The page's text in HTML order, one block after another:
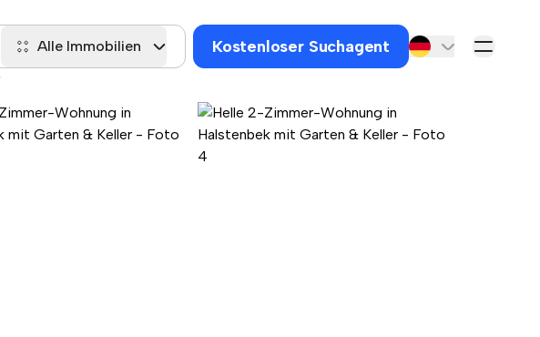
Alle Immobilien Kostenloser Suchagent